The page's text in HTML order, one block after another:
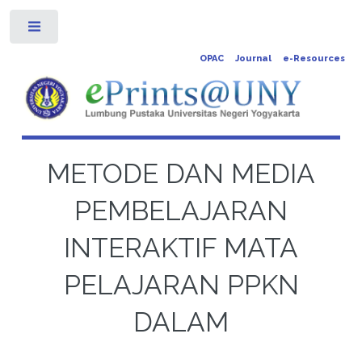
OPAC Journal e-Resources
METODE DAN MEDIA
PEMBELAJARAN
INTERAKTIF MATA
PELAJARAN PPKN
DALAM